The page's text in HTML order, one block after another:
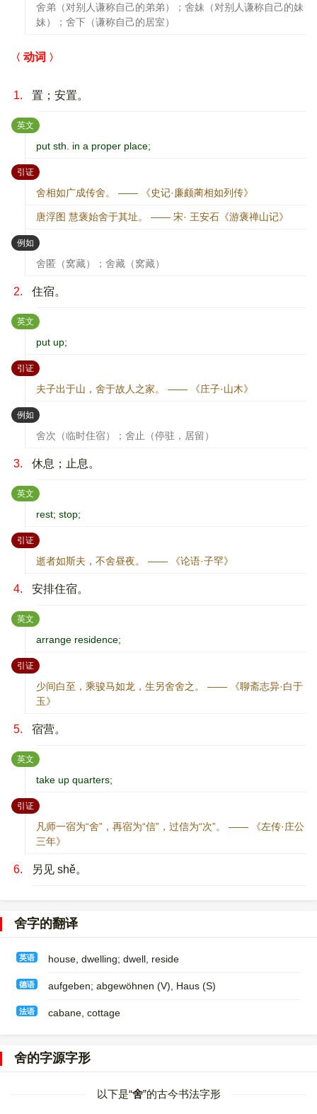
舍弟（对别人谦称自己的弟弟）；舍妹（对别人谦称自己的妹
妹）；舍下（谦称自己的居室）
动词
1. 置；安置。
英文 ：
put sth. in a proper place;
引证：
舍相如广成传舍。 —— 《史记·廉颇蔺相如列传》
唐浮图 慧褒始舍于其址。 —— 宋· 王安石《游褒禅山记》
例如 ：
舍匿（窝藏）；舍藏（窝藏）
2. 住宿。
英文 ：
put up;
引证：
夫子出于山，舍于故人之家。 —— 《庄子·山木》
例如 ：
舍次（临时住宿）；舍止（停驻，居留）
3. 休息；止息。
英文 ：
rest; stop;
引证：
逝者如斯夫，不舍昼夜。 —— 《论语·子罕》
4. 安排住宿。
英文 ：
arrange residence;
引证：
少间白至，乘骏马如龙，生另舍舍之。 —— 《聊斋志异·白于
玉》
5. 宿营。
英文 ：
take up quarters;
引证：
凡师一宿为“舍”，再宿为“信”，过信为“次”。 —— 《左传·庄公
三年》
6. 另见 shě。
舍字的翻译
英语 house, dwelling; dwell, reside
德语 aufgeben; abgewöhnen (V)​, Haus (S)
法语 cabane, cottage
舍的字源字形
以下是“舍”的古今书法字形